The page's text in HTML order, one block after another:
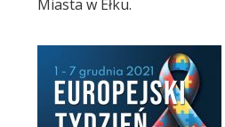
Miasta w Ełku.